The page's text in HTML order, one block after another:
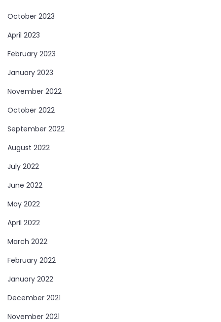
October 2023
April 2023
February 2023
January 2023
November 2022
October 2022
September 2022
August 2022
July 2022
June 2022
May 2022
April 2022
March 2022
February 2022
January 2022
December 2021
November 2021